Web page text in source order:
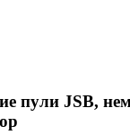
пули JSB,